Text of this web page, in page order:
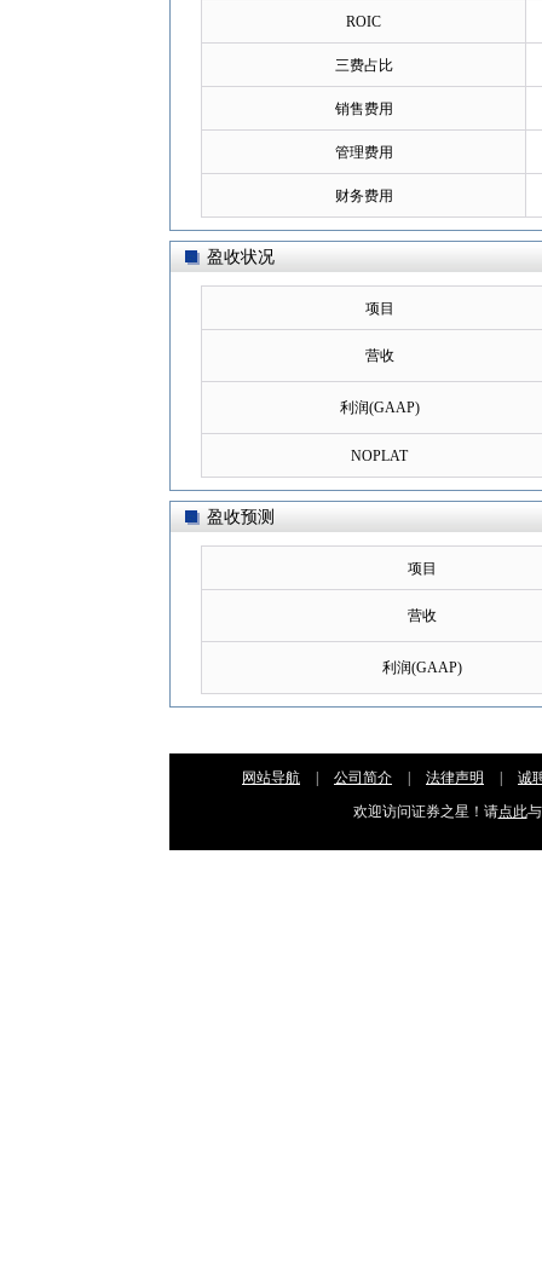
ROIC
三费占比
销售费用
管理费用
财务费用
盈收状况
项目
营收
利润(GAAP)
NOPLAT
盈收预测
项目
营收
利润(GAAP)
网站导航 | 公司简介 | 法律声明 |
诚
欢迎访问证券之星！请点此